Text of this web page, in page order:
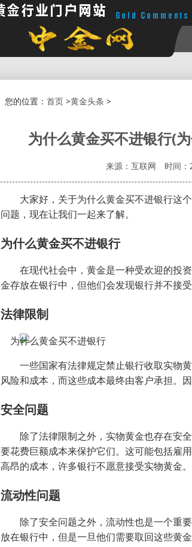
您的位置： 首页>黄金头条 >
为什么黄金买不进银行(
来源：互联网 时间
大家好，关于为什么黄金买不进银行这
问题，现在让我们一起来了解。
为什么黄金买不进银行
在现代社会中，黄金是一种受欢迎的投
金存放在银行中，但他们会发现银行并不接受
法律限制
一些国家有法律规定禁止银行收取实物
风险和成本，而这些成本最终由客户承担。
安全问题
除了法律限制之外，实物黄金也存在安
要花费巨额成本来保护它们。这可能包括雇
高昂的成本，许多银行不愿意接受实物黄金。
流动性问题
除了安全问题之外，流动性也是一个重
放在银行中，但是一旦他们需要取回这些黄